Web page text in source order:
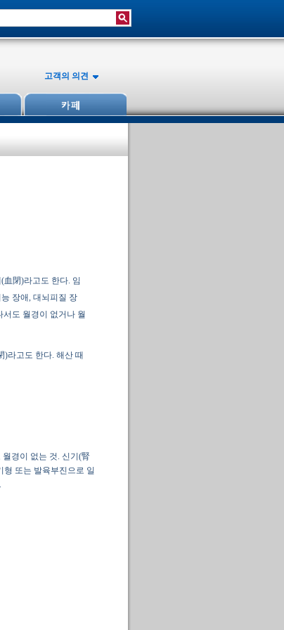
고객의 의견
血閉)라고도 한다. 임
장애, 대뇌피질 장
도 월경이 없거나 월
)라고도 한다. 해산 때
경이 없는 것. 신기(腎
또는 발육부진으로 일